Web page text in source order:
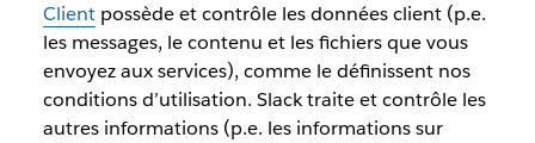
Clientpossède et contrôle les données client (p.e.
les messages, le contenu et les fichiers que vous
envoyez aux services), comme le définissent nos
conditions d’utilisation. Slack traite et contrôle les
autres informations (p.e. les informations sur